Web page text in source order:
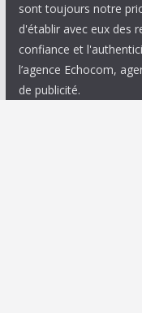
sont toujours notre
d'établir avec eux des
confiance et
l’agence Echocom,
de publicité.